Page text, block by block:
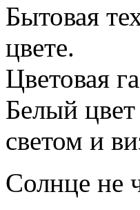
Бытовая
цвете.
Цветовая
Белый
светом и
Солнце не